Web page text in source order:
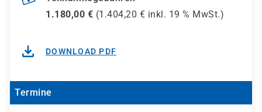
1.180,00 € (1.404,20 € inkl. 19 % MwSt.)
DOWNLOAD PDF
Termine